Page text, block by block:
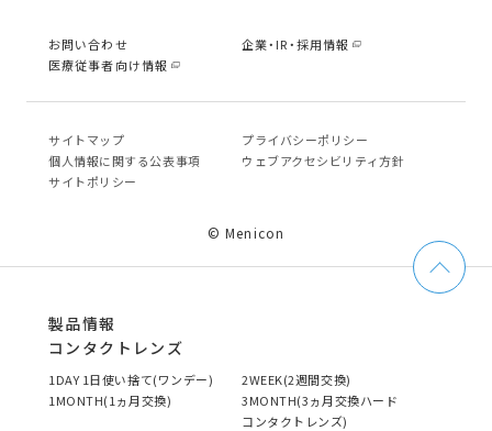
お問い合わせ
企業・IR・採用情報
医療従事者向け情報
サイトマップ
プライバシーポリシー
個⼈情報に関する公表事項
ウェブアクセシビリティ方針
サイトポリシー
© Menicon
製品情報
コンタクトレンズ
1DAY 1日使い捨て(ワンデー)
2WEEK(2週間交換)
1MONTH(1ヵ月交換)
3MONTH(3ヵ月交換ハード
コンタクトレンズ)